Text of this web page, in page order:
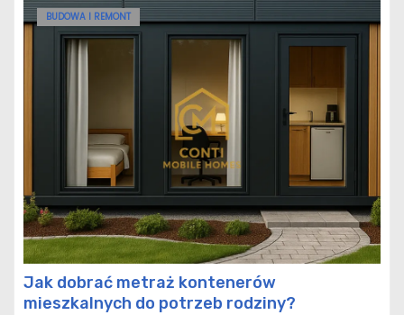
BUDOWA I REMONT
Jak dobrać metraż kontenerów
mieszkalnych do potrzeb rodziny?